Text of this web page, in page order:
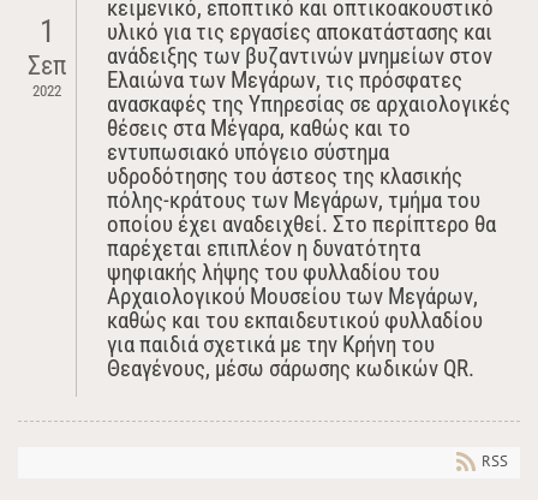
1
Σεπ
2022
κειμενικό, εποπτικό και οπτικοακουστικό
υλικό για τις εργασίες αποκατάστασης και
ανάδειξης των βυζαντινών μνημείων στον
Ελαιώνα των Μεγάρων, τις πρόσφατες
ανασκαφές της Υπηρεσίας σε αρχαιολογικές
θέσεις στα Μέγαρα, καθώς και το
εντυπωσιακό υπόγειο σύστημα
υδροδότησης του άστεος της κλασικής
πόλης-κράτους των Μεγάρων, τμήμα του
οποίου έχει αναδειχθεί. Στο περίπτερο θα
παρέχεται επιπλέον η δυνατότητα
ψηφιακής λήψης του φυλλαδίου του
Αρχαιολογικού Μουσείου των Μεγάρων,
καθώς και του εκπαιδευτικού φυλλαδίου
για παιδιά σχετικά με την Κρήνη του
Θεαγένους, μέσω σάρωσης κωδικών QR.
RSS